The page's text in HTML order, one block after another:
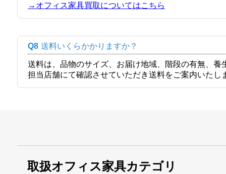
→オフィス家具買取についてはこちら
Q8 送料いくらかかりますか？
送料は、品物のサイズ、お届け地域、階段の有無、
担当店舗にて確認させていただき送料をご案内いたし
取扱オフィス家具カテゴリ